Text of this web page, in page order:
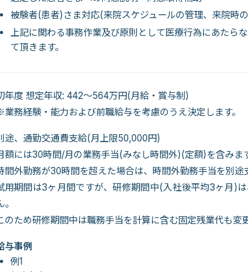
被験者(患者)さま対応(来院スケジュールの管理、来院
上記に関わる事務作業及び原則として医療行為にあたら
て頂きます。
年度 想定年収: 442～564万円(月給・賞与制)
務経験・能力および前職給与を考慮のうえ決定します。
途、通勤交通費支給(月上限50,000円)
額には30時間/月の業務手当(みなし時間外)(定額)を含みます
間外勤務が30時間を超えた場合は、時間外勤務手当を別途
用期間は3ヶ月間ですが、研修期間中(入社後平均3ヶ月)
。
のため研修期間中は職務手当を計算に含む固定残業代も変
与事例
例1